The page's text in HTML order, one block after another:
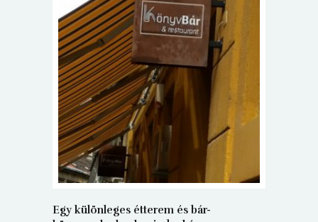
Egy különleges étterem és bár-